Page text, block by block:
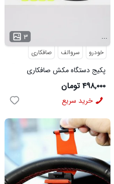
۳ ...
خودرو سروالف صافکاری
پکیج دستگاه مکش صافکاری
سروالف VIPشب نما
۴۹۸,۰۰۰ تومان
خرید سریع